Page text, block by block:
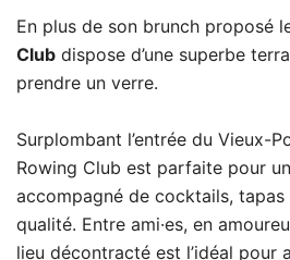
En plus de son brunch proposé
Club dispose d’une superbe
prendre un verre.
Surplombant l’entrée du Vieux-
Rowing Club est parfaite pour
accompagné de cocktails,
qualité. Entre ami·es, en
lieu décontracté est l’idéal pour